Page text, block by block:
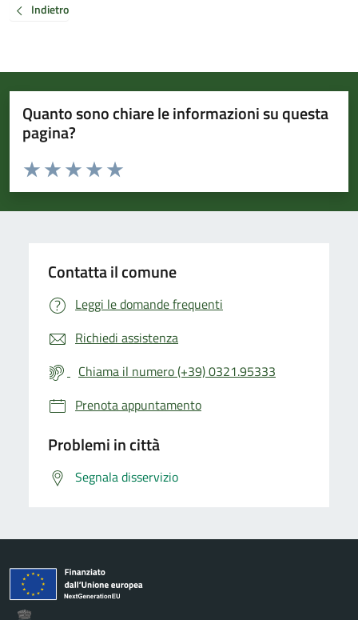
Indietro
Quanto sono chiare le informazioni su questa
pagina?
Valuta da 1 a 5 stelle la pagina
Valuta 5 stelle su 5
Valuta 4 stelle su 5
Valuta 3 stelle su 5
Valuta 2 stelle su 5
Valuta 1 stelle su 5
Contatta il comune
Leggi le domande frequenti
Richiedi assistenza
Chiama il numero (+39) 0321.95333
Prenota appuntamento
Problemi in città
Segnala disservizio